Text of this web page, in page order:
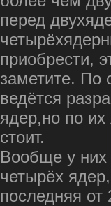
перед
приобрести,
заметите. По
ведётся
ядер,но по
стоит.
Вообще у них
четырёх
последняя от